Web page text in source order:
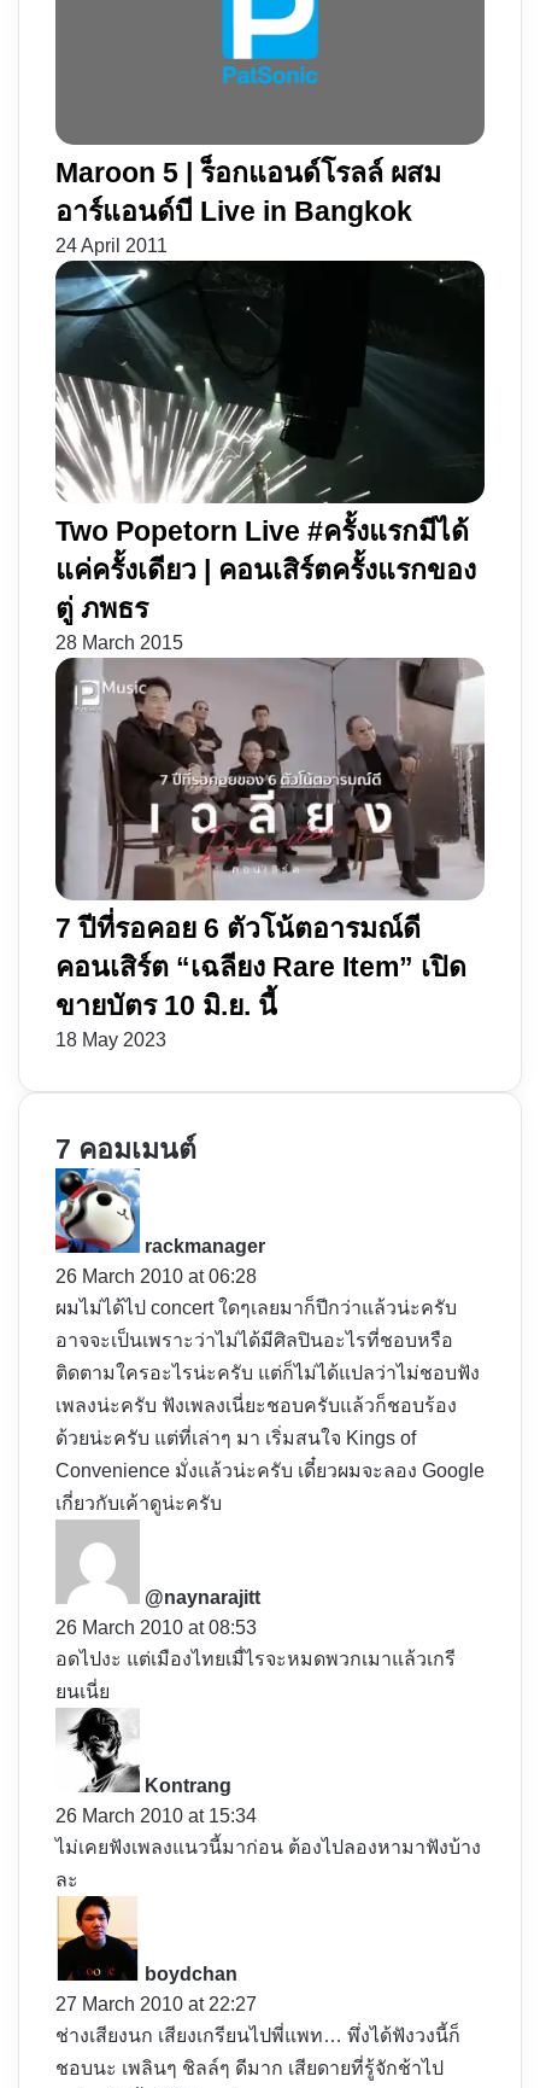
Maroon 5 | ร็อกแอนด์โรลล์ ผสม
อาร์แอนด์บี Live in Bangkok
24 April 2011
Two Popetorn Live #ครั้งแรกมีได้
แค่ครั้งเดียว | คอนเสิร์ตครั้งแรกของ
ตู่ ภพธร
28 March 2015
7 ปีที่รอคอย 6 ตัวโน้ตอารมณ์ดี
คอนเสิร์ต “เฉลียง Rare Item” เปิด
ขายบัตร 10 มิ.ย. นี้
18 May 2023
7 คอมเมนต์
rackmanager
:
26 March 2010 at 06:28
ผมไม่ได้ไป concert ใดๆเลยมาก็ปีกว่าแล้วน่ะครับ
อาจจะเป็นเพราะว่าไม่ได้มีศิลปินอะไรที่ชอบหรือ
ติดตามใครอะไรน่ะครับ แต่ก็ไม่ได้แปลว่าไม่ชอบฟัง
เพลงน่ะครับ ฟังเพลงเนี่ยะชอบครับแล้วก็ชอบร้อง
ด้วยน่ะครับ แต่ที่เล่าๆ มา เริ่มสนใจ Kings of
Convenience มั่งแล้วน่ะครับ เดี๋ยวผมจะลอง Google
เกี่ยวกับเค้าดูน่ะครับ
@naynarajitt
:
26 March 2010 at 08:53
อดไปงะ แต่เมืองไทยเมื่ไรจะหมดพวกเมาแล้วเกรี
ยนเนี่ย
Kontrang
s
:
26 March 2010 at 15:34
ไม่เคยฟังเพลงแนวนี้มาก่อน ต้องไปลองหามาฟังบ้าง
ละ
boydchan
s
:
27 March 2010 at 22:27
ช่างเสียงนก เสียงเกรียนไปพี่แพท… พึ่งได้ฟังวงนี้ก็
ชอบนะ เพลินๆ ชิลล์ๆ ดีมาก เสียดายที่รู้จักช้าไป